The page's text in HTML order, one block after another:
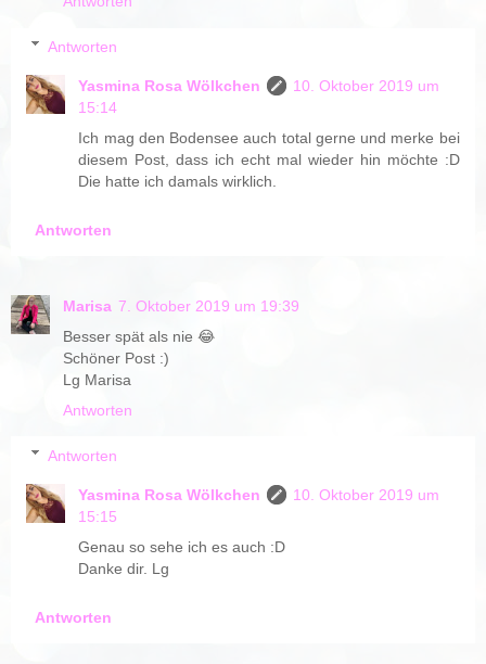
Antworten
Yasmina Rosa Wölkchen
10. Oktober 2019 um
15:14
Ich mag den Bodensee auch total gerne und merke bei
diesem Post, dass ich echt mal wieder hin möchte :D
Die hatte ich damals wirklich.
Antworten
Marisa 7. Oktober 2019 um 19:39
Besser spät als nie 😂
Schöner Post :)
Lg Marisa
Antworten
Antworten
Yasmina Rosa Wölkchen
10. Oktober 2019 um
15:15
Genau so sehe ich es auch :D
Danke dir. Lg
Antworten